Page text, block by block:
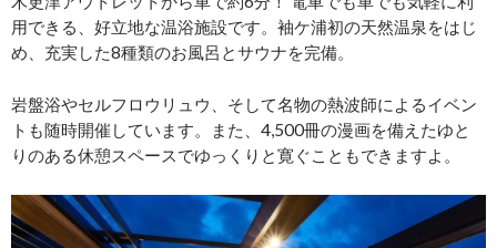
用できる、好立地な温浴施設です。袖ケ浦初の天然温泉をはじ
め、充実した8種類のお風呂とサウナを完備。
岩盤浴やセルフロウリュウ、そして名物の熱波師によるイベン
トも随時開催しています。また、4,500冊の漫画を備えたゆと
りのある休憩スペースでゆっくりと寛ぐこともできますよ。